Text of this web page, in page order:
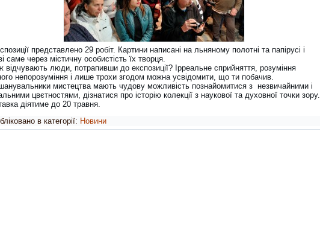
представлено 29 робіт. Картини написані на льняному полотні та папірусі і
саме через містичну особистість їх творця.
відчувають люди, потрапивши до експозиції? Ірреальне сприйняття, розуміння
непорозуміння і лише трохи згодом можна усвідомити, що ти побачив.
мистецтва мають чудову можливість познайомитися з незвичайними і
цвєтностями, дізнатися про історію колекції з наукової та духовної точки зору.
діятиме до 20 травня.
в категорії: Новини